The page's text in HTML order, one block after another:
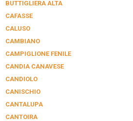
BUTTIGLIERA ALTA
CAFASSE
CALUSO
CAMBIANO
CAMPIGLIONE FENILE
CANDIA CANAVESE
CANDIOLO
CANISCHIO
CANTALUPA
CANTOIRA